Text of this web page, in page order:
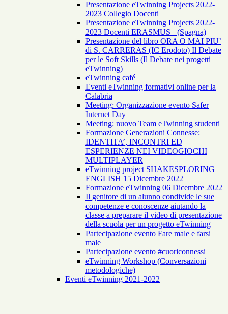
Presentazione eTwinning Projects 2022-
2023 Collegio Docenti
Presentazione eTwinning Projects 2022-
2023 Docenti ERASMUS+ (Spagna)
Presentazione del libro ORA O MAI PIU’
di S. CARRERAS (IC Erodoto) Il Debate
per le Soft Skills (Il Debate nei progetti
eTwinning)
eTwinning café
Eventi eTwinning formativi online per la
Calabria
Meeting: Organizzazione evento Safer
Internet Day
Meeting: nuovo Team eTwinning studenti
Formazione Generazioni Connesse:
IDENTITA’, INCONTRI ED
ESPERIENZE NEI VIDEOGIOCHI
MULTIPLAYER
eTwinning project SHAKESPLORING
ENGLISH 15 Dicembre 2022
Formazione eTwinning 06 Dicembre 2022
Il genitore di un alunno condivide le sue
competenze e conoscenze aiutando la
classe a preparare il video di presentazione
della scuola per un progetto eTwinning
Partecipazione evento Fare male e farsi
male
Partecipazione evento #cuoriconnessi
eTwinning Workshop (Conversazioni
metodologiche)
Eventi eTwinning 2021-2022